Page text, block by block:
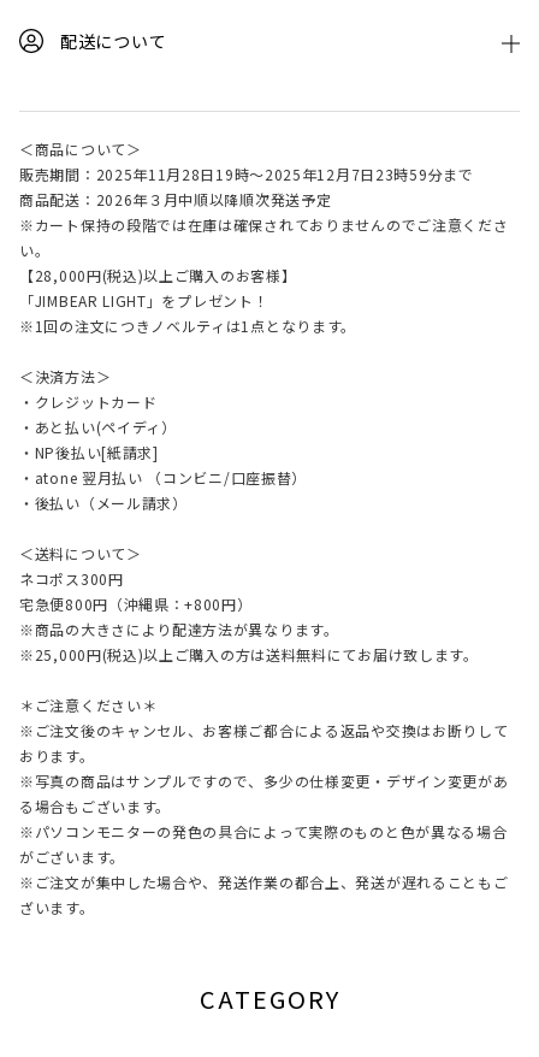
配送について
＜商品について＞
販売期間：2025年11月28日19時～2025年12月7日23時59分まで
商品配送：2026年３月中順以降順次発送予定
※カート保持の段階では在庫は確保されておりませんのでご注意くださ
い。
【28,000円(税込)以上ご購入のお客様】
「JIMBEAR LIGHT」をプレゼント！
※1回の注文につきノベルティは1点となります。
＜決済方法＞
・クレジットカード
・あと払い(ペイディ）
・NP後払い[紙請求]
・atone 翌月払い （コンビニ/口座振替）
・後払い（メール請求）
＜送料について＞
ネコポス300円
宅急便800円（沖縄県：+800円）
※商品の大きさにより配達方法が異なります。
※25,000円(税込)以上ご購入の方は送料無料にてお届け致します。
＊ご注意ください＊
※ご注文後のキャンセル、お客様ご都合による返品や交換はお断りして
おります。
※写真の商品はサンプルですので、多少の仕様変更・デザイン変更があ
る場合もございます。
※パソコンモニターの発色の具合によって実際のものと色が異なる場合
がございます。
※ご注文が集中した場合や、発送作業の都合上、発送が遅れることもご
ざいます。
CATEGORY